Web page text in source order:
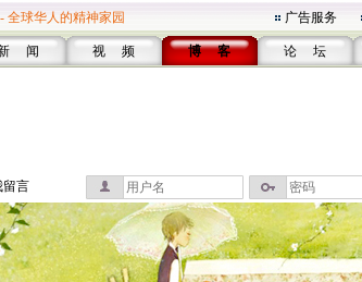
全球华人的精神家园 广告服务
闻 视 频 博 客 论 坛
留言